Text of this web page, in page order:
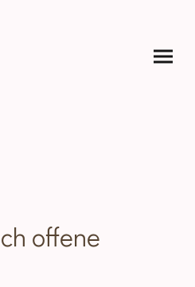
offene